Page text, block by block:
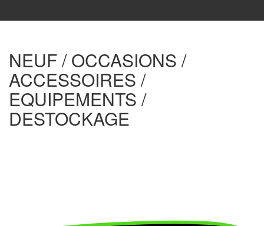
NEUF / OCCASIONS /
ACCESSOIRES /
EQUIPEMENTS /
DESTOCKAGE